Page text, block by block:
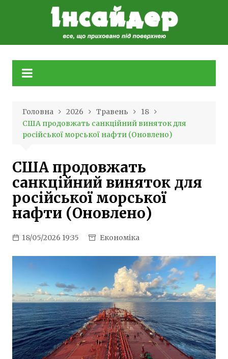
Головна 2026 Травень
18
США продовжать санкційний виняток для
російської морської нафти (Оновлено)
США продовжать
санкційний виняток для
російської морської
нафти (Оновлено)
18/05/2026 19:35 Економіка